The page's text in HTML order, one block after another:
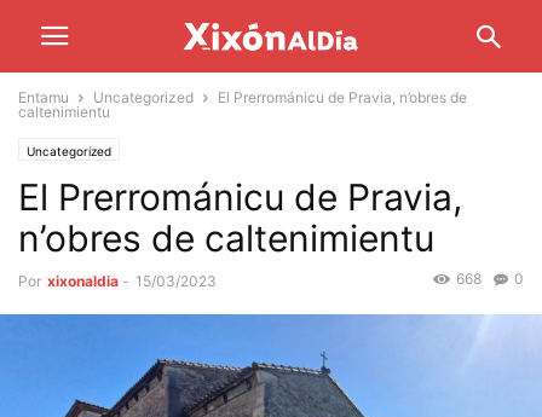
Entamu Uncategorized
El Prerrománicu de Pravia, n’obres de
caltenimientu
Uncategorized
El Prerrománicu de Pravia,
n’obres de caltenimientu
Por xixonaldia - 15/03/2023 0
668